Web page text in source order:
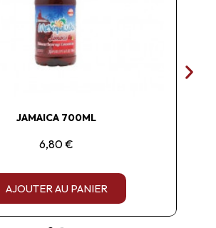
JAMAICA 700ML
6,80 €
AJOUTER AU PANIER